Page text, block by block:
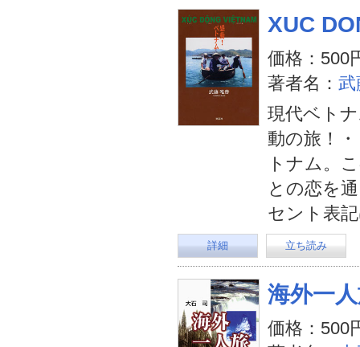
XUC
価格：500
著者名： 武
現代ベト
動の旅！
トナム。
との恋を
セント表
詳細 立ち読み
海外一
価格：500